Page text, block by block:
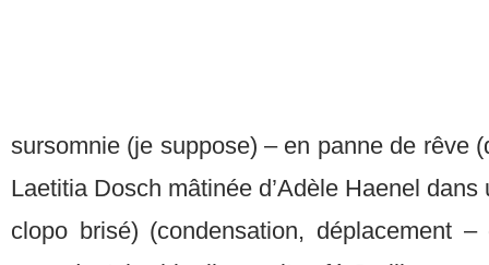
sursomnie (je suppose) – en panne de rêve
Laetitia Dosch mâtinée d’Adèle Haenel
clopo brisé) (condensation, déplacement